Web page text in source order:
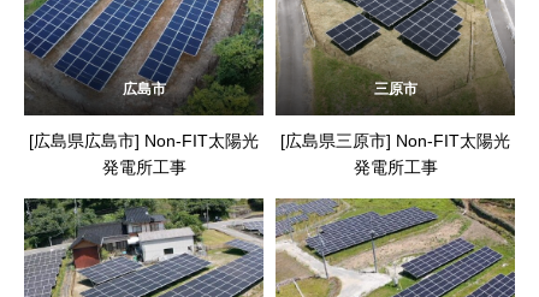
広島市
[広島県広島市] Non-FIT太陽光
発電所工事
三原市
[広島県三原市] Non-FIT太陽光
発電所工事